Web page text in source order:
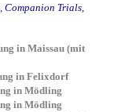
Companion Trials,
in Maissau (mit
in Felixdorf
in Mödling
in Mödling